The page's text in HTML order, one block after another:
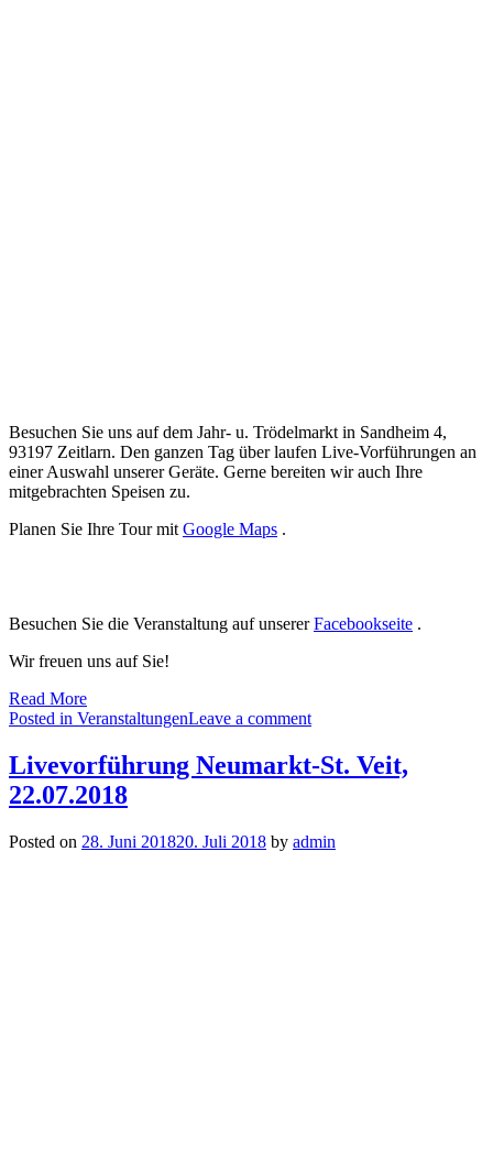
Besuchen Sie uns auf dem Jahr- u. Trödelmarkt in Sandheim 4,
93197 Zeitlarn. Den ganzen Tag über laufen Live-Vorführungen an
einer Auswahl unserer Geräte. Gerne bereiten wir auch Ihre
mitgebrachten Speisen zu.
Planen Sie Ihre Tour mit Google Maps .
Besuchen Sie die Veranstaltung auf unsererFacebookseite .
Wir freuen uns auf Sie!
Read More
Posted in VeranstaltungenLeave a comment
Livevorführung Neumarkt-St. Veit,
22.07.2018
Posted on 28. Juni 201820. Juli 2018 by admin